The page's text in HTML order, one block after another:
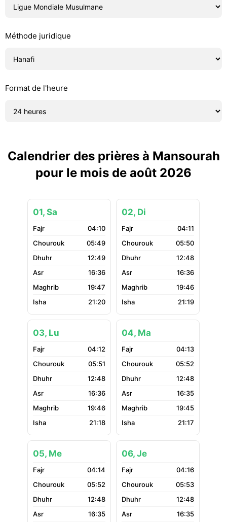
Méthode juridique
Format de l'heure
Calendrier des prières à Mansourah
pour le mois de août 2026
01, Sa
04:10
05:49
12:49
16:36
19:47
21:20
02, Di
04:11
05:50
12:48
16:36
19:46
21:19
03, Lu
04:12
05:51
12:48
16:36
19:46
21:18
04, Ma
04:13
05:52
12:48
16:35
19:45
21:17
05, Me
04:14
05:52
12:48
16:35
06, Je
04:16
05:53
12:48
16:35